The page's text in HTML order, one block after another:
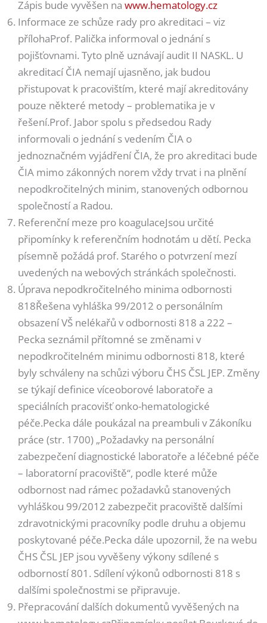
Zápis bude vyvěšen na www.hematology.cz
Informace ze schůze rady pro akreditaci – viz
přílohaProf. Palička informoval o jednání s
pojišťovnami. Tyto plně uznávají audit II NASKL. U
akreditací ČIA nemají ujasněno, jak budou
přistupovat k pracovištím, které mají akreditovány
pouze některé metody – problematika je v
řešení.Prof. Jabor spolu s předsedou Rady
informovali o jednání s vedením ČIA o
jednoznačném vyjádření ČIA, že pro akreditaci bude
ČIA mimo zákonných norem vždy trvat i na plnění
nepodkročitelných minim, stanovených odbornou
společností a Radou.
Referenční meze pro koagulaceJsou určité
připomínky k referenčním hodnotám u dětí. Pecka
písemně požádá prof. Starého o potvrzení mezí
uvedených na webových stránkách společnosti.
Úprava nepodkročitelného minima odbornosti
818Řešena vyhláška 99/2012 o personálním
obsazení VŠ nelékařů v odbornosti 818 a 222 –
Pecka seznámil přítomné se změnami v
nepodkročitelném minimu odbornosti 818, které
byly schváleny na schůzi výboru ČHS ČSL JEP. Změny
se týkají definice víceoborové laboratoře a
speciálních pracovišť onko-hematologické
péče.Pecka dále poukázal na preambuli v Zákoníku
práce (str. 1700) „Požadavky na personální
zabezpečení diagnostické laboratoře a léčebné péče
– laboratorní pracoviště“, podle které může
odbornost nad rámec požadavků stanovených
vyhláškou 99/2012 zabezpečit pracoviště dalšími
zdravotnickými pracovníky podle druhu a objemu
poskytované péče.Pecka dále upozornil, že na webu
ČHS ČSL JEP jsou vyvěšeny výkony sdílené s
odborností 801. Sdílení výkonů odbornosti 818 s
dalšími společnostmi se připravuje.
Přepracování dalších dokumentů vyvěšených na